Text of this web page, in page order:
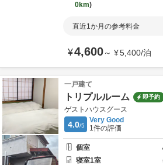
0km
直近1か月の参考料金
¥4,600～ ¥5,400/泊
一戸建て
トリプルルーム 即予約
ゲストハウスグース
4.0/5
Very Good
1件の評価
個室
寝室1室